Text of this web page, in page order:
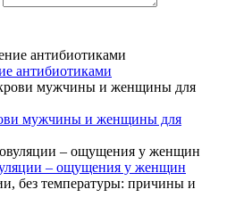
антибиотиками
мужчины и женщины для
– ощущения у женщин